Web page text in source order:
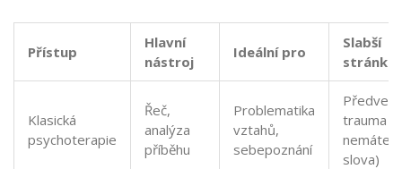
Přístup
Hlavní
nástroj
Ideální pro
Slabší
stránka
Klasická
psychoterapie
Řeč,
analýza
příběhu
Problematika
vztahů,
sebepoznání
trauma
nemáte
slova)